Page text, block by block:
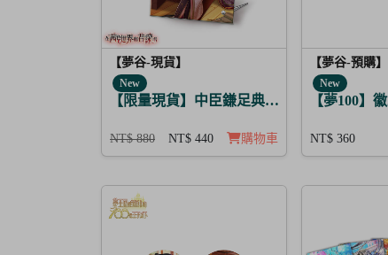
【夢谷-現貨】
New
【限量現貨】中臣鎌足典藏慶生相框單入
NT$ 880 NT$ 440 購物車
【夢谷-預購】
New
【夢100】
NT$ 360